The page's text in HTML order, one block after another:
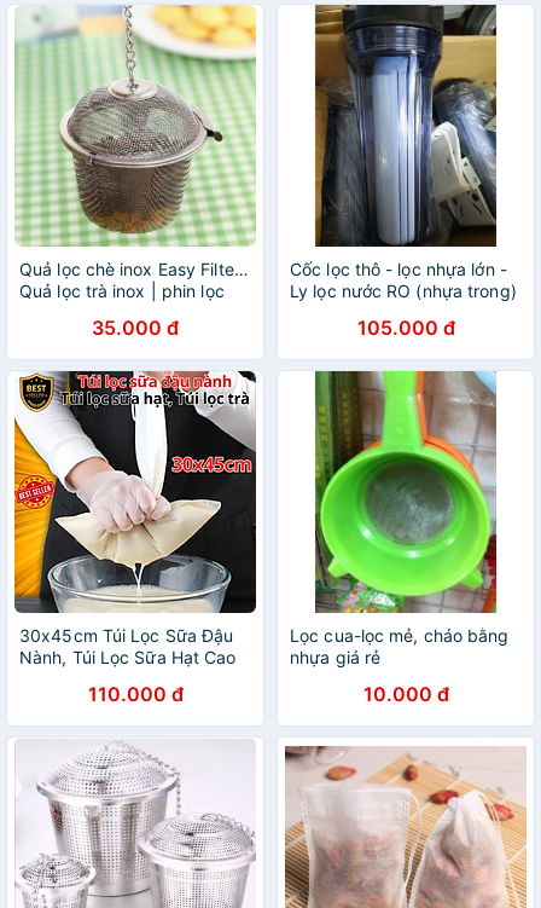
Quả lọc chè inox Easy Filter |
Quả lọc trà inox | phin lọc
35.000 đ
Cốc lọc thô - lọc nhựa lớn -
Ly lọc nước RO (nhựa trong)
bơm phun sương
105.000 đ
30x45cm Túi Lọc Sữa Đậu
Nành, Túi Lọc Sữa Hạt Cao
Vị - Hàng Chính Hãng
110.000 đ
Lọc cua-lọc mẻ, cháo bằng
nhựa giá rẻ
10.000 đ